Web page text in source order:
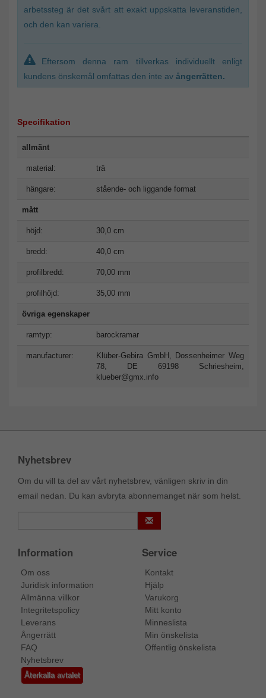
arbetssteg är det svårt att exakt uppskatta leveranstiden,
och den kan variera.
Eftersom denna ram tillverkas individuellt enligt
kundens önskemål omfattas den inte av ångerrätten.
Specifikation
allmänt
material: trä
hängare: stående- och liggande format
mått
höjd: 30,0 cm
bredd: 40,0 cm
profilbredd: 70,00 mm
profilhöjd: 35,00 mm
övriga egenskaper
ramtyp: barockramar
manufacturer:
Klüber-Gebira GmbH, Dossenheimer Weg
78, DE 69198 Schriesheim,
klueber@gmx.info
Nyhetsbrev
Om du vill ta del av vårt nyhetsbrev, vänligen skriv in din
email nedan. Du kan avbryta abonnemanget när som helst.
Information
Om oss
Juridisk information
Allmänna villkor
Integritetspolicy
Leverans
Ångerrätt
FAQ
Nyhetsbrev
Återkalla avtalet
Service
Kontakt
Hjälp
Varukorg
Mitt konto
Minneslista
Min önskelista
Offentlig önskelista